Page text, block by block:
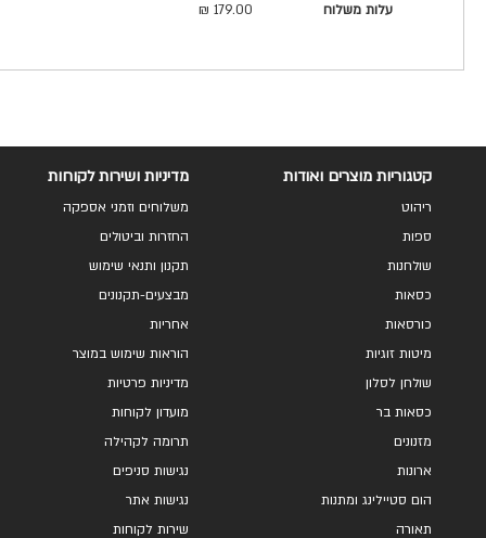
עלות משלוח 179.00 ₪
קטגוריות מוצרים ואודות
ריהוט
ספות
שולחנות
כסאות
כורסאות
מיטות זוגיות
שולחן לסלון
כסאות בר
מזנונים
ארונות
הום סטיילינג ומתנות
תאורה
מדיניות ושירות לקוחות
משלוחים וזמני אספקה
החזרות וביטולים
תקנון ותנאי שימוש
מבצעים-תקנונים
אחריות
הוראות שימוש במוצר
מדיניות פרטיות
מועדון לקוחות
תרומה לקהילה
נגישות סניפים
נגישות אתר
שירות לקוחות